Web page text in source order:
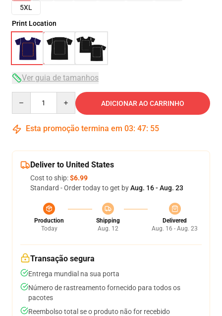
5XL
Print Location
Ver guia de tamanhos
ADICIONAR AO CARRINHO
Esta promoção termina em 03: 47: 54
Deliver to United States
Cost to ship:$6.99
Standard - Order today to get byAug. 16 - Aug. 23
Production
Today
Shipping
Aug. 12
Delivered
Aug. 16 - Aug. 23
Transação segura
Entrega mundial na sua porta
Número de rastreamento fornecido para todos os
pacotes
Reembolso total se o produto não for recebido